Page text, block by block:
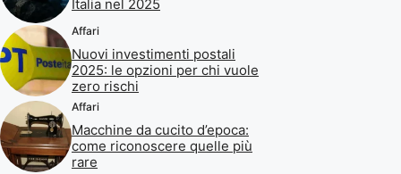
Italia nel 2025
Affari
Nuovi investimenti postali
2025: le opzioni per chi vuole
zero rischi
Affari
Macchine da cucito d’epoca:
come riconoscere quelle più
rare